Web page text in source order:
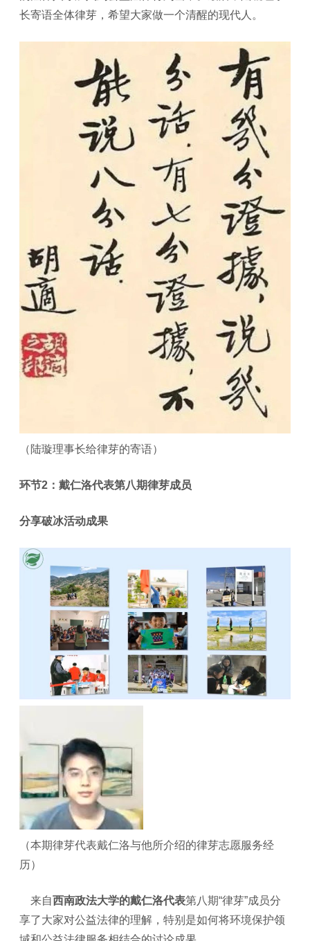
长寄语全体律芽，希望大家做一个清醒的现代人。
（陆璇理事长给律芽的寄语）
环节2：戴仁洛代表第八期律芽成员
分享破冰活动成果
（本期律芽代表戴仁洛与他所介绍的律芽志愿服务经
历）
来自西南政法大学的戴仁洛代表第八期“律芽”成员分
享了大家对公益法律的理解，特别是如何将环境保护领